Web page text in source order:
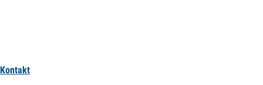
Kontakt